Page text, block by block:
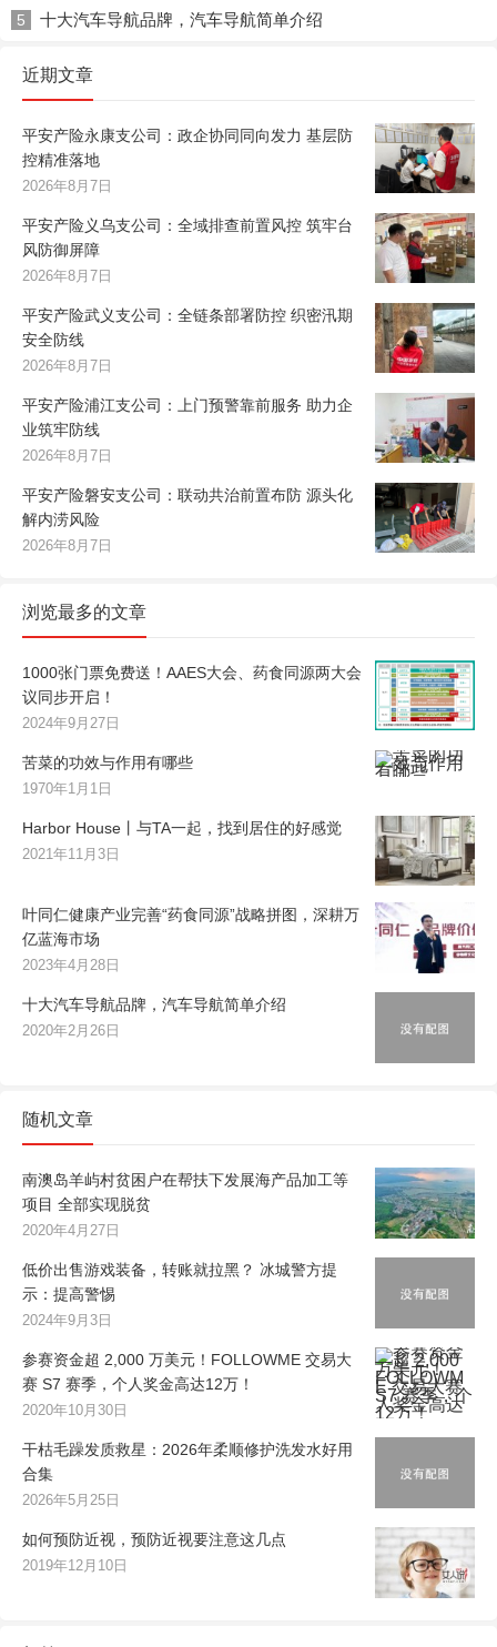
5 十大汽车导航品牌，汽车导航简单介绍
近期文章
平安产险永康支公司：政企协同同向发力 基层防
控精准落地
2026年8月7日
平安产险义乌支公司：全域排查前置风控 筑牢台
风防御屏障
2026年8月7日
平安产险武义支公司：全链条部署防控 织密汛期
安全防线
2026年8月7日
平安产险浦江支公司：上门预警靠前服务 助力企
业筑牢防线
2026年8月7日
平安产险磐安支公司：联动共治前置布防 源头化
解内涝风险
2026年8月7日
浏览最多的文章
1000张门票免费送！AAES大会、药食同源两大会
议同步开启！
2024年9月27日
苦菜的功效与作用有哪些
1970年1月1日
Harbor House丨与TA一起，找到居住的好感觉
2021年11月3日
叶同仁健康产业完善“药食同源”战略拼图，深耕万
亿蓝海市场
2023年4月28日
十大汽车导航品牌，汽车导航简单介绍
2020年2月26日
随机文章
南澳岛羊屿村贫困户在帮扶下发展海产品加工等
项目 全部实现脱贫
2020年4月27日
低价出售游戏装备，转账就拉黑？ 冰城警方提
示：提高警惕
2024年9月3日
参赛资金超 2,000 万美元！FOLLOWME 交易大
赛 S7 赛季，个人奖金高达12万！
2020年10月30日
干枯毛躁发质救星：2026年柔顺修护洗发水好用
合集
2026年5月25日
如何预防近视，预防近视要注意这几点
2019年12月10日